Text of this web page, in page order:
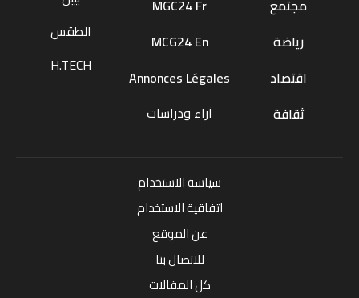
مجتمع
رياضة
اقتصاد
ثقافة
MGC24 Fr
MCG24 En
Annonces Légales
آراء ودراسات
الطقس
H.TECH
سياسة الاستخدام
اتفاقية الاستخدام
عن الموقع
للاتصال بنا
كل المقالات